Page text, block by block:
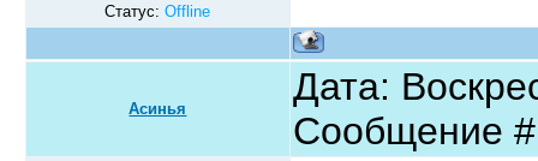
Статус:Offline
Асинья
Дата:
Сообщение